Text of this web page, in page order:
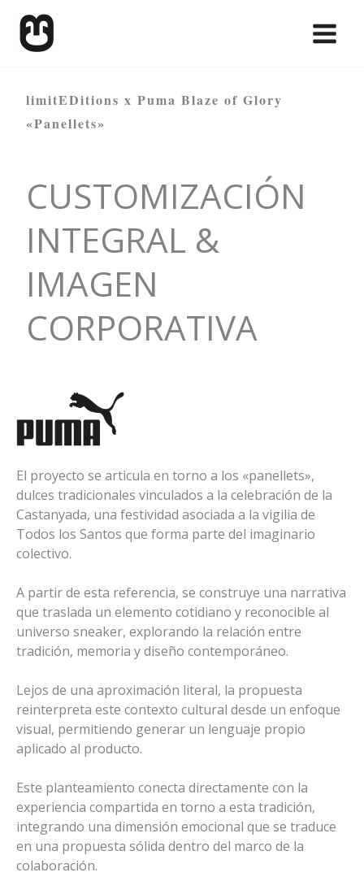
content
limitEDitions x Puma Blaze of Glory
«Panellets»
CUSTOMIZACIÓN
INTEGRAL &
IMAGEN
CORPORATIVA
El proyecto se articula en torno a los «panellets»,
dulces tradicionales vinculados a la celebración de la
Castanyada, una festividad asociada a la vigilia de
Todos los Santos que forma parte del imaginario
colectivo.
A partir de esta referencia, se construye una narrativa
que traslada un elemento cotidiano y reconocible al
universo sneaker, explorando la relación entre
tradición, memoria y diseño contemporáneo.
Lejos de una aproximación literal, la propuesta
reinterpreta este contexto cultural desde un enfoque
visual, permitiendo generar un lenguaje propio
aplicado al producto.
Este planteamiento conecta directamente con la
experiencia compartida en torno a esta tradición,
integrando una dimensión emocional que se traduce
en una propuesta sólida dentro del marco de la
colaboración.